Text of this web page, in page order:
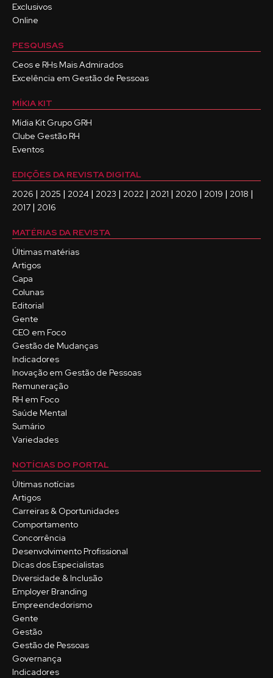
Exclusivos
Online
PESQUISAS
Ceos e RHs Mais Admirados
Excelência em Gestão de Pessoas
MÍKIA KIT
Mídia Kit Grupo GRH
Clube Gestão RH
Eventos
EDIÇÕES DA REVISTA DIGITAL
2026 | 2025 | 2024 | 2023 | 2022 | 2021 | 2020 | 2019 | 2018 |
2017 | 2016
MATÉRIAS DA REVISTA
Últimas matérias
Artigos
Capa
Colunas
Editorial
Gente
CEO em Foco
Gestão de Mudanças
Indicadores
Inovação em Gestão de Pessoas
Remuneração
RH em Foco
Saúde Mental
Sumário
Variedades
NOTÍCIAS DO PORTAL
Últimas notícias
Artigos
Carreiras & Oportunidades
Comportamento
Concorrência
Desenvolvimento Profissional
Dicas dos Especialistas
Diversidade & Inclusão
Employer Branding
Empreendedorismo
Gente
Gestão
Gestão de Pessoas
Governança
Indicadores